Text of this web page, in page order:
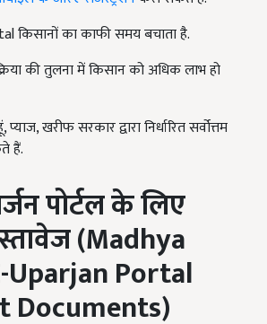
किसानों का काफी समय बचाता है.
की तुलना में किसान को अधिक लाभ हो
खरीफ सरकार द्वारा निर्धारित सर्वोत्तम
हैं.
पोर्टल के लिए
(Madhya
Uparjan Portal
Documents)